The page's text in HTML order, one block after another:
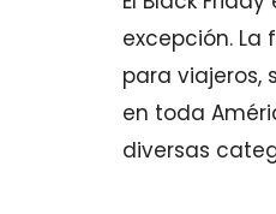
excepción.
para viajeros,
en toda
diversas